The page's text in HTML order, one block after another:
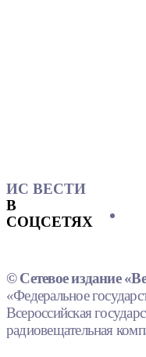
ИС ВЕСТИ
В
СОЦСЕТЯХ
© Сетевое издание
«Федеральное
Всероссийская
радиовещательная